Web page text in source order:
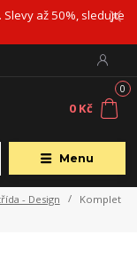
Slevy až 50%, sledujte
Menu
0
0 Kč
- Design
Komplet